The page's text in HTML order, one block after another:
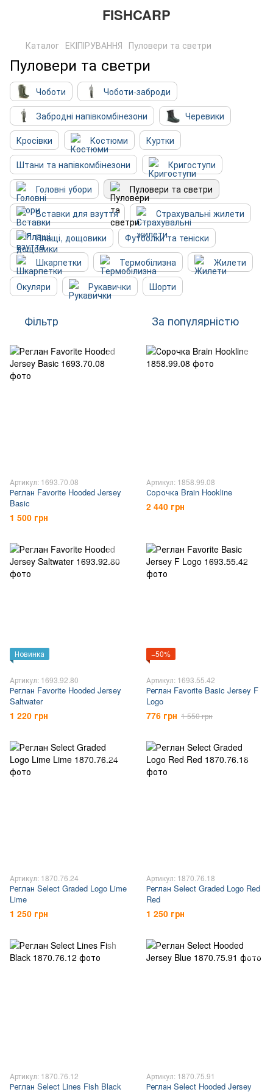
FISHCARP
Каталог ЕКІПІРУВАННЯ Пуловери та светри
Пуловери та светри
Чоботи
Чоботи-заброди
Забродні напівкомбінезони
Черевики
Кросівки
Костюми
Куртки
Штани та напівкомбінезони
Кригоступи
Головні убори
Пуловери та светри
Вставки для взуття
Страхувальні жилети
Плащі, дощовики
Футболки та теніски
Шкарпетки
Термобілизна
Жилети
Окуляри
Рукавички Шорти
Фільтр За популярністю
Артикул: 1693.70.08
Реглан Favorite Hooded Jersey
Basic
1 500 грн
Артикул: 1858.99.08
Сорочка Brain Hookline
2 440 грн
Новинка
Артикул: 1693.92.80
Реглан Favorite Hooded Jersey
Saltwater
1 220 грн
−50%
Артикул: 1693.55.42
Реглан Favorite Basic Jersey F
Logo
776 грн 1 550 грн
Артикул: 1870.76.24
Реглан Select Graded Logo Lime
Lime
1 250 грн
Артикул: 1870.76.18
Реглан Select Graded Logo Red
Red
1 250 грн
Артикул: 1870.76.12
Реглан Select Lines Fish Black
Артикул: 1870.75.91
Реглан Select Hooded Jersey